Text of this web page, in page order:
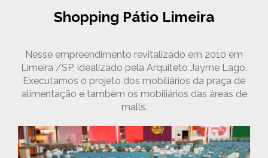
Shopping Pátio Limeira
Nesse empreendimento revitalizado em 2010 em
Limeira /SP, idealizado pela Arquiteto Jayme Lago.
Executamos o projeto dos mobiliários da praça de
alimentação e também os mobiliários das áreas de
malls.